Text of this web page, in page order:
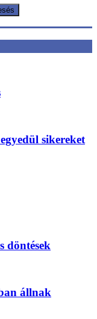
sikereket
döntések
állnak